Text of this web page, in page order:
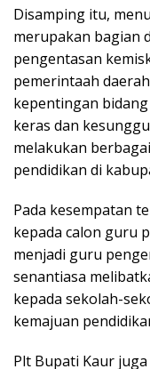
Disamping itu,
merupakan bagian
pengentasan
pemerintaah
kepentingan
keras dan
melakukan
pendidikan di
Pada kesempatan
kepada calon guru
menjadi guru
senantiasa
kepada sekolah-
kemajuan
Plt Bupati Kaur